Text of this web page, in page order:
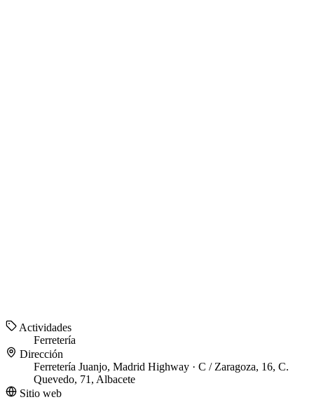
Actividades
Ferretería
Dirección
Ferretería Juanjo, Madrid Highway · C / Zaragoza, 16, C.
Quevedo, 71, Albacete
Sitio web